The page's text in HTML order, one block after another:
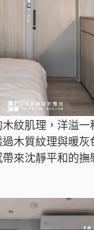
紋肌理，洋溢一
木質紋理與暖灰
來沈靜平和的撫